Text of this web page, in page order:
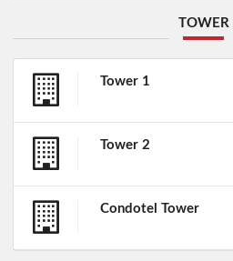
TOWER
Tower 1
Tower 2
Condotel Tower